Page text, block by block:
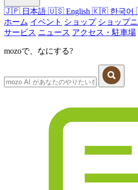
🇯🇵 日本語 🇺🇸 English 🇰🇷 한국어
ホーム イベント ショップ ショップ
サービス ニュース アクセス・駐車場
mozoで、なにする?